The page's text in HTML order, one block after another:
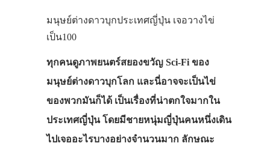
มนุษย์ต่างดาวบุกประเทศญี่ปุ่น เจอวางไข่
เป็น100
ทุกคนดูภาพยนตร์สยองขวัญ Sci-Fi ของ
มนุษย์ต่างดาวบุกโลก และนี่อาจจะเป็นไข่
ของพวกมันก็ได้ เป็นเรื่องที่น่าตกใจมากใน
ประเทศญี่ปุ่น โดยมีชายหนุ่มญี่ปุ่นคนหนึ่งเดิน
ไปเจออะไรบางอย่างจำนวนมาก ลักษณะ